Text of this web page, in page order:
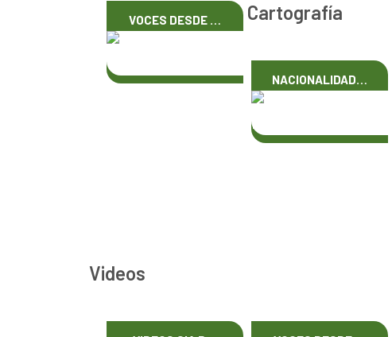
VOCES DESDE … Cartografía
NACIONALIDAD…
Videos